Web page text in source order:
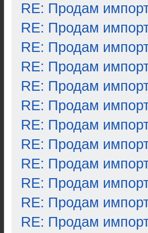
RE: Продам
RE: Продам
RE: Продам
RE: Продам
RE: Продам
RE: Продам
RE: Продам
RE: Продам
RE: Продам
RE: Продам
RE: Продам
RE: Продам